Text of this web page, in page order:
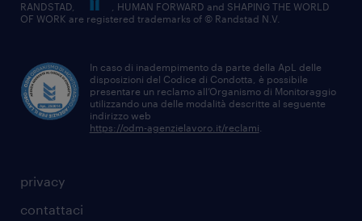
privacy
contattaci
RANDSTAD,
, HUMAN FORWARD and SHAPING THE WORLD
OF WORK are registered trademarks of © Randstad N.V.
In caso di inadempimento da parte della ApL delle
disposizioni del Codice di Condotta, è possibile
presentare un reclamo all’Organismo di Monitoraggio
utilizzando una delle modalità descritte al seguente
indirizzo web
https://odm-agenzielavoro.it/reclami